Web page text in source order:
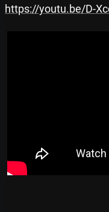
https://youtu.be/D-